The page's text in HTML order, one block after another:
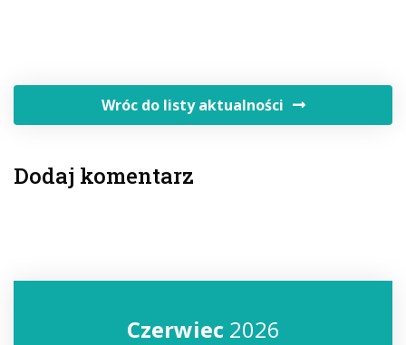
Wróc do listy aktualności
Dodaj komentarz
Czerwiec2026